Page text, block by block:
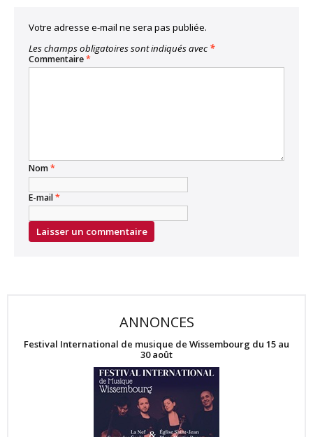
Votre adresse e-mail ne sera pas publiée.
Les champs obligatoires sont indiqués avec *
Commentaire*
Nom*
E-mail*
ANNONCES
Festival International de musique de Wissembourg du 15 au
30 août